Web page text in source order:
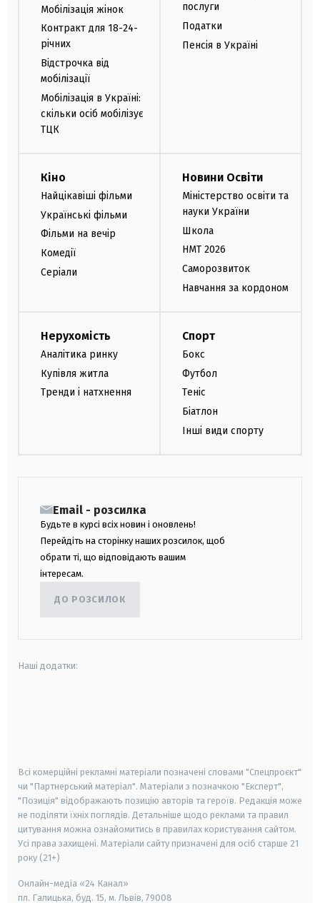
Мобілізація жінок
Контракт для 18-24-
річних
Відстрочка від
мобілізації
Мобілізація в Україні:
скільки осіб мобілізує
ТЦК
послуги
Податки
Пенсія в Україні
Кіно
Найцікавіші фільми
Українські фільми
Фільми на вечір
Комедії
Серіали
Новини Освіти
Міністерство освіти та
науки України
Школа
НМТ 2026
Саморозвиток
Навчання за кордоном
Нерухомість
Аналітика ринку
Купівля житла
Тренди і натхнення
Спорт
Бокс
Футбол
Теніс
Біатлон
Інші види спорту
Email - розсилка
Будьте в курсі всіх новин і оновлень!
Перейдіть на сторінку наших розсилок, щоб
обрати ті, що відповідають вашим
інтересам.
ДО РОЗСИЛОК
Наші додатки:
Всі комерційні рекламні матеріали позначені словами "Спецпроєкт"
чи "Партнерський матеріал". Матеріали з позначкою "Експерт",
"Позиція" відображають позицію авторів та героїв. Редакція може
не поділяти їхніх поглядів. Детальніше щодо реклами та правил
цитування можна ознайомитись в правилах користування сайтом.
Усі права захищені. Матеріали сайту призначені для осіб старше 21
року (21+)
Онлайн-медіа «24 Канал»
пл. Галицька, буд. 15, м. Львів, 79008